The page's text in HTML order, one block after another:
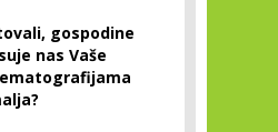
gospodine
nas Vaše